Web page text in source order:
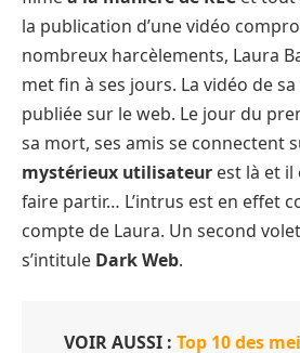
la publication d’une vidéo
nombreux harcèlements, Laura
met fin à ses jours. La vidéo de
publiée sur le web. Le jour du
sa mort, ses amis se connectent
mystérieux utilisateur est là et
faire partir… L’intrus est en effet
compte de Laura. Un second
s’intitule Dark Web.
VOIR AUSSI : Top 10 des